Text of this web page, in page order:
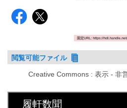
固定URL: https://
閲覧可能ファイル
Creative Commons : 表示 - 非